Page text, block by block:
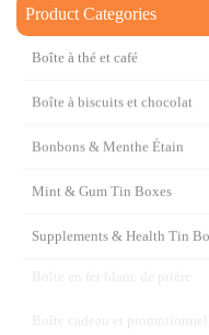
Product Categories
Boîte à biscuits